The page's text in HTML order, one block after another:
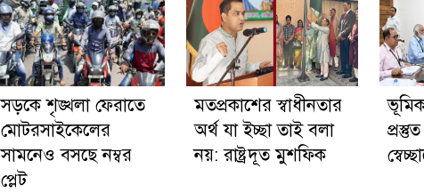
সড়কে শৃঙ্খলা ফেরাতে
মোটরসাইকেলের
সামনেও বসছে নম্বর
প্লেট
মতপ্রকাশের স্বাধীনতার
অর্থ যা ইচ্ছা তাই বলা
নয়: রাষ্ট্রদূত মুশফিক